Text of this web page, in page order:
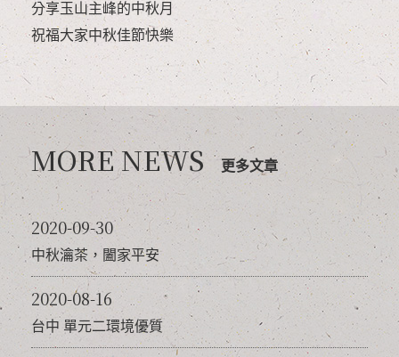
分享玉山主峰的中秋月
祝福大家中秋佳節快樂
MORE NEWS 更多文章
2020-09-30
中秋瀹茶，闔家平安
2020-08-16
台中 單元二環境優質